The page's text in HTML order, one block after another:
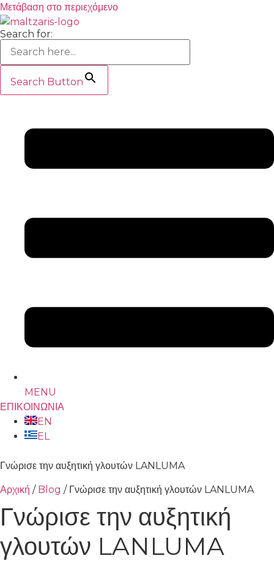
Μετάβαση στο περιεχόμενο
Search for:
Search Button
MENU
ΕΠΙΚΟΙΝΩΝΙΑ
EN
EL
Γνώρισε την αυξητική γλουτών LANLUMA
Αρχική / Blog / Γνώρισε την αυξητική γλουτών LANLUMA
Γνώρισε την αυξητική
γλουτών LANLUMA